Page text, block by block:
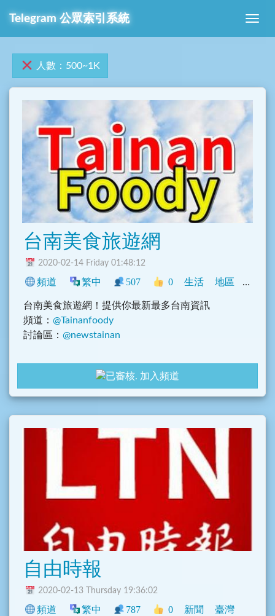
Telegram 公眾索引系統
人數：500~1K
台南美食旅遊網
2020-02-14 Friday 01:48:12
頻道 繁中 507 0 生活 地區 中文圈
台南美食旅遊網！提供你最新最多台南資訊
頻道： @Tainanfoody
討論區： @newstainan
加入頻道
自由時報
2020-02-13 Thursday 19:36:02
頻道 繁中 787 0 新聞 臺灣